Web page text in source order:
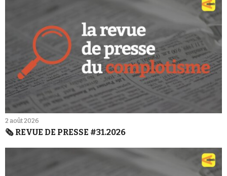
2 août 2026
🗞️ REVUE DE PRESSE #31.2026